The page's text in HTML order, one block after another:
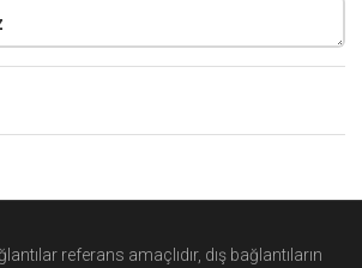
referans amaçlıdır, dış bağlantıların